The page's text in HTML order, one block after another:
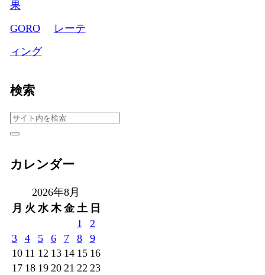
果
GORO
レーテ
ィング
検索
カレンダー
2026年8月
月 火 水 木 金 土 日
1
2
3
4 5 6 7 8
9
10 11 12 13 14 15 16
17 18 19 20 21 22 23